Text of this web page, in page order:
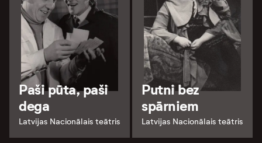
Paši pūta, paši
dega
Latvijas Nacionālais teātris
Putni bez
spārniem
Latvijas Nacionālais teātris